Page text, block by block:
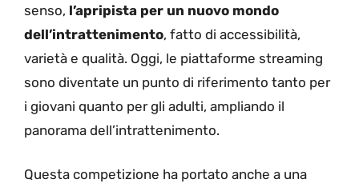
senso, l’apripista per un nuovo mondo
dell’intrattenimento, fatto di accessibilità,
varietà e qualità. Oggi, le piattaforme streaming
sono diventate un punto di riferimento tanto per
i giovani quanto per gli adulti, ampliando il
panorama dell’intrattenimento.
Questa competizione ha portato anche a una